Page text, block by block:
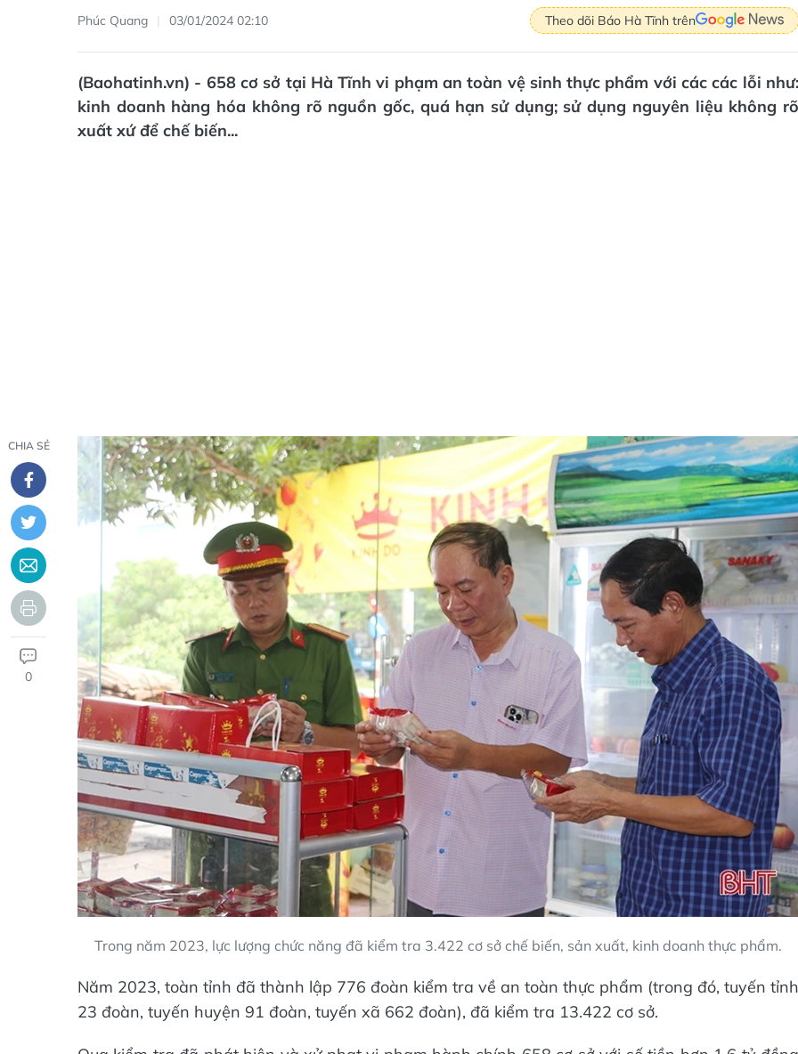
Phúc Quang 03/01/2024 02:10 Theo dõi Báo Hà Tĩnh trên
(Baohatinh.vn) - 658 cơ sở tại Hà Tĩnh vi phạm an toàn vệ sinh thực phẩm với các các lỗi như:
kinh doanh hàng hóa không rõ nguồn gốc, quá hạn sử dụng; sử dụng nguyên liệu không rõ
xuất xứ để chế biến...
CHIA SẺ
0
Trong năm 2023, lực lượng chức năng đã kiểm tra 3.422 cơ sở chế biến, sản xuất, kinh doanh thực phẩm.
Năm 2023, toàn tỉnh đã thành lập 776 đoàn kiểm tra về an toàn thực phẩm (trong đó, tuyến tỉnh
23 đoàn, tuyến huyện 91 đoàn, tuyến xã 662 đoàn), đã kiểm tra 13.422 cơ sở.